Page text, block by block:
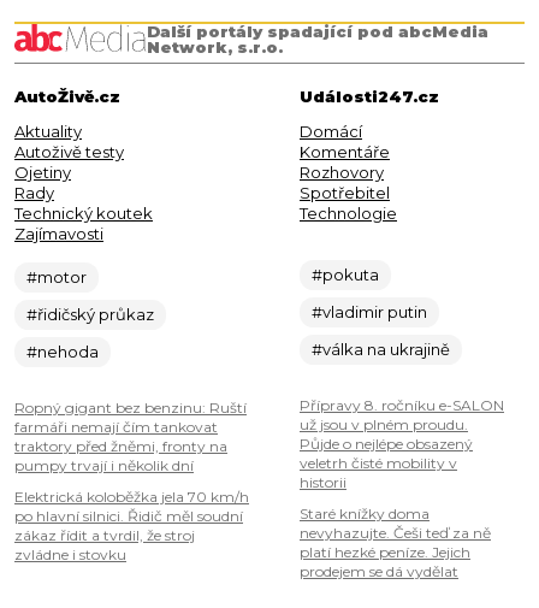
Další portály spadající pod abcMedia
Network, s.r.o.
AutoŽivě.cz
Aktuality
Autoživě testy
Ojetiny
Rady
Technický koutek
Zajímavosti
#motor
#řidičský průkaz
#nehoda
Ropný gigant bez benzinu: Ruští
farmáři nemají čím tankovat
traktory před žněmi, fronty na
pumpy trvají i několik dní
Elektrická koloběžka jela 70 km/h
po hlavní silnici. Řidič měl soudní
zákaz řídit a tvrdil, že stroj
zvládne i stovku
Události247.cz
Domácí
Komentáře
Rozhovory
Spotřebitel
Technologie
#pokuta
#vladimir putin
#válka na ukrajině
Přípravy 8. ročníku e-SALON
už jsou v plném proudu.
Půjde o nejlépe obsazený
veletrh čisté mobility v
historii
Staré knížky doma
nevyhazujte. Češi teď za ně
platí hezké peníze. Jejich
prodejem se dá vydělat